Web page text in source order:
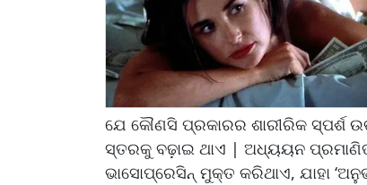
ଯେ କୌଣସି ପ୍ରକାରର ଶାରୀରିକ ସ୍ପର୍ଶ
ସ୍ତରକୁ ବଢ଼ାଇ ଥାଏ | ଅଧ୍ୟୟନ
ଭାସୋପ୍ରେସିନ୍ ମୁକ୍ତ କରିଥାଏ, ଯାହା